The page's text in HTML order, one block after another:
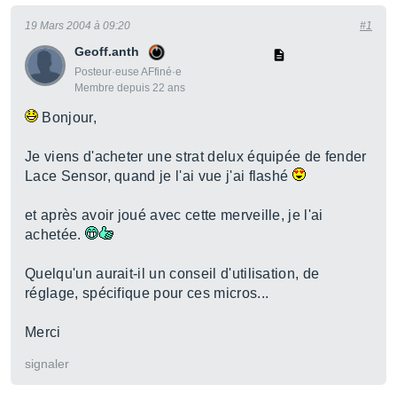
Geoff.anth
Posteur·euse AFfiné·e
Membre depuis 22 ans
19 Mars 2004 à 09:20 #1
Bonjour,
Je viens d'acheter une strat delux équipée de fender
Lace Sensor, quand je l'ai vue j'ai flashé
et après avoir joué avec cette merveille, je l'ai
achetée.
Quelqu'un aurait-il un conseil d'utilisation, de
réglage, spécifique pour ces micros...
Merci
signaler